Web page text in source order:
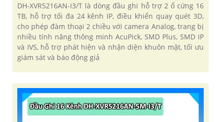
DH-XVR5216AN-I3/T là dòng đầu ghi hỗ trợ 2 ổ cứng 16
TB, hỗ trợ tối đa 24 kênh IP, điều khiển quay quét 3D,
cho phép đàm thoại 2 chiều với camera Analog, trang bị
nhiều tính năng thông minh AcuPick, SMD Plus, SMD IP
và IVS, hỗ trợ phát hiện và nhận diện khuôn mặt, tối ưu
giám sát và báo động giả